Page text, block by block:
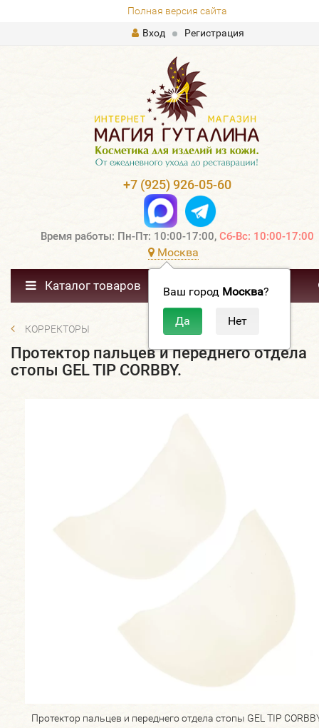
Полная версия сайта
Вход
Регистрация
+7 (925) 926-05-60
Время работы: Пн-Пт: 10:00-17:00, Сб-Вс: 10:00-17:00
Москва
Ваш город Москва?
Каталог товаров
КОРРЕКТОРЫ
Протектор пальцев и переднего отдела
стопы GEL TIP CORBBY.
Протектор пальцев и переднего отдела стопы GEL TIP